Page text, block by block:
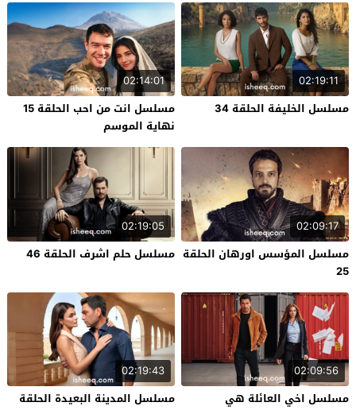
02:19:11
مسلسل الخليفة الحلقة 34
02:14:01
مسلسل انت من احب الحلقة 15
نهاية الموسم
02:09:17
مسلسل المؤسس اورهان الحلقة
25
02:19:05
مسلسل حلم اشرف الحلقة 46
02:09:56
مسلسل اخي العائلة هي
02:19:43
مسلسل المدينة البعيدة الحلقة